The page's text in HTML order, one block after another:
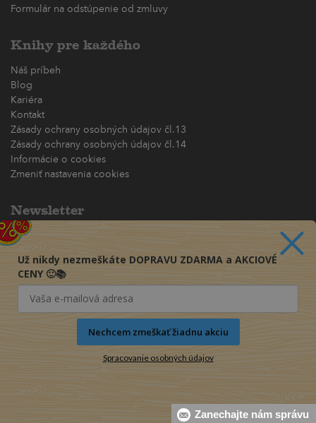
Formulár na odstúpenie od zmluvy
Knihy pre každého
Náš príbeh
Blog
Kariéra
Kontakt
Zásady ochrany osobných údajov čl.13
Zásady ochrany osobných údajov čl.14
Informácie o cookies
Zmeniť nastavenia cookies
Newsletter
Chcete dostávať akciové ponuky priamo na váš e-mail?
Zanechajte nám správu
Už nikdy nezmeškáte DOPRAVU ZDARMA a AKCIOVÉ
CENY 🙂📚
Nechcem zmeškať žiadnu akciu
Spracovanie osobných údajov